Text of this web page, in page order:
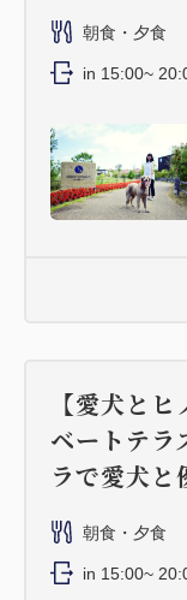
朝食・夕食
in 15:00~
【愛犬と
ベートテラ
ラで愛犬と
朝食・夕食
in 15:00~